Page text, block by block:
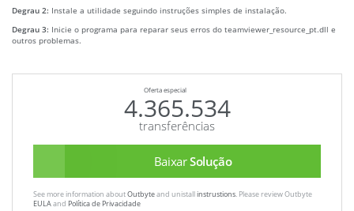
Degrau 2: Instale a utilidade seguindo instruções simples de instalação.
Degrau 3: Inicie o programa para reparar seus erros do teamviewer_resource_pt.dll e
outros problemas.
Oferta especial
4.365.534
transferências
BaixarSolução
See more information aboutOutbyteand unistallinstrustions. Please review Outbyte
EULAand Política de Privacidade